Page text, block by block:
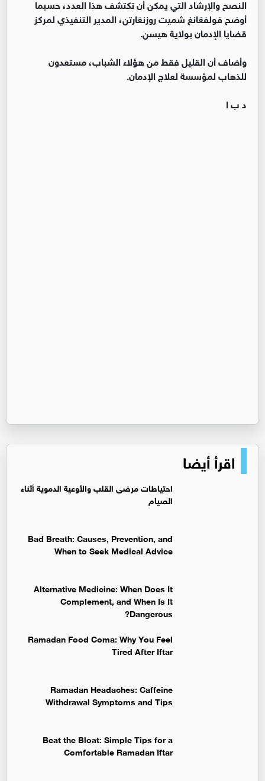
النصح والإرشاد التي يمكن أن تكتشف هذا العدد، حسبما
أوضح فولفغانغ شميت روزنغارتن، المدير التنفيذي لمركز
قضايا الإدمان بولاية هيسن.
وأضاف أن القليل فقط من هؤلاء الشباب، مستعدون
للذهاب لمؤسسة لعلاج الإدمان.
د ب ا
اقرأ أيضا
‏احتياطات مرضى القلب والأوعية الدموية أثناء
الصيام
Bad Breath: Causes, Prevention, and
When to Seek Medical Advice
Alternative Medicine: When Does It
Complement, and When Is It
Dangerous?
Ramadan Food Coma: Why You Feel
Tired After Iftar
Ramadan Headaches: Caffeine
Withdrawal Symptoms and Tips
Beat the Bloat: Simple Tips for a
Comfortable Ramadan Iftar